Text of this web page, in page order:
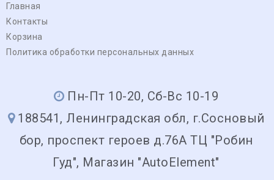
Главная
Контакты
Корзина
Политика обработки персональных данных
Пн-Пт 10-20, Сб-Вс 10-19
188541, Ленинградская обл, г.Сосновый
бор, проспект героев д.76А ТЦ "Робин
Гуд", Магазин "AutoElement"